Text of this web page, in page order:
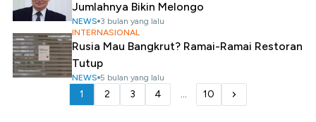
Jumlahnya Bikin Melongo
NEWS 3 bulan yang lalu
INTERNASIONAL
Rusia Mau Bangkrut? Ramai-Ramai Restoran
Tutup
NEWS 5 bulan yang lalu
1 2 3 4 ... 10